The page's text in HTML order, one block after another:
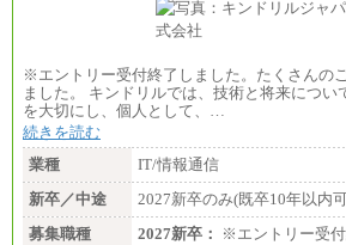
※エントリー受付終了しました。たくさんの
ました。 キンドリルでは、技術と将来につい
を大切にし、個人として、…
続きを読む
業種
IT/情報通信
新卒／中途
2027新卒のみ(既卒10年以内
募集職種
2027新卒：
※エントリー受